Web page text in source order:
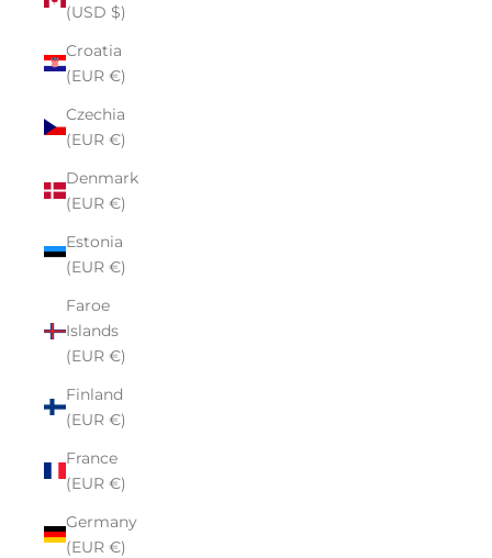
(USD $)
Croatia
(EUR €)
Czechia
(EUR €)
Denmark
(EUR €)
Estonia
(EUR €)
Faroe
Islands
(EUR €)
Finland
(EUR €)
France
(EUR €)
Germany
(EUR €)